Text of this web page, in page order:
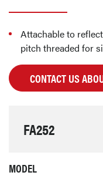
Attachable to
pitch threaded for
CONTACT US
FA252
MODEL